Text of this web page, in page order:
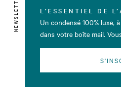
NEWSLETTER L’ESSENTIEL DE
Un condensé 100% luxe,
dans votre boîte mail.